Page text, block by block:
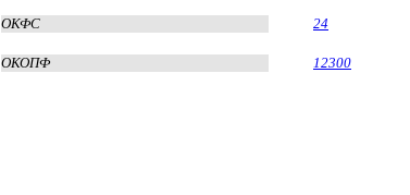
ОКФС 24
ОКОПФ 12300